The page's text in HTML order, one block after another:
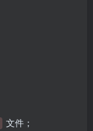
文件；